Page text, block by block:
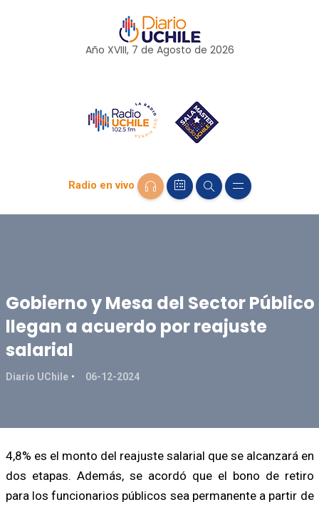
Año XVIII, 7 de Agosto de 2026
Radio en vivo
Gobierno y Mesa del Sector Público
llegan a acuerdo por reajuste
salarial
Diario UChile 06-12-2024
4,8% es el monto del reajuste salarial que se alcanzará en
dos etapas. Además, se acordó que el bono de retiro
para los funcionarios públicos sea permanente a partir de